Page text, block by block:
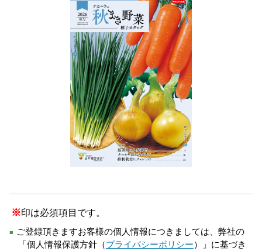
※印は必須項目です。
■
ご登録頂きますお客様の個人情報につきましては、弊社の
「個人情報保護方針（プライバシーポリシー）」に基づき